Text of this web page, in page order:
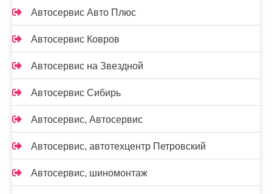
Автосервис Авто Плюс
Автосервис Ковров
Автосервис на Звездной
Автосервис Сибирь
Автосервис, Автосервис
Автосервис, автотехцентр Петровский
Автосервис, шиномонтаж